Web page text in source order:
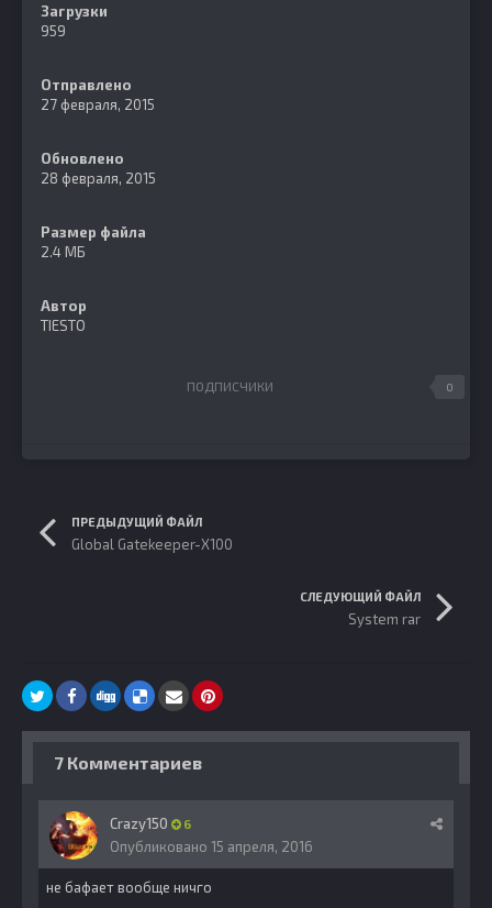
Загрузки
959
Отправлено
27 февраля, 2015
Обновлено
28 февраля, 2015
Размер файла
2.4 МБ
Автор
TIESTO
ПОДПИСЧИКИ 0
ПРЕДЫДУЩИЙ ФАЙЛ
Global Gatekeeper-Х100
СЛЕДУЮЩИЙ ФАЙЛ
System rar
7 Комментариев
Crazy150 6
Опубликовано 15 апреля, 2016
не бафает вообще ничго